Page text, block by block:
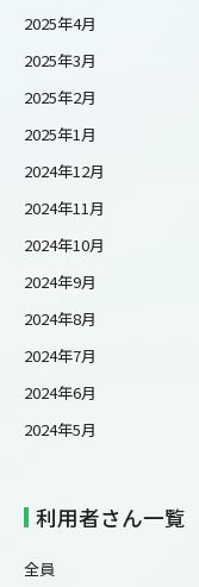
2025年4月
2025年3月
2025年2月
2025年1月
2024年12月
2024年11月
2024年10月
2024年9月
2024年8月
2024年7月
2024年6月
2024年5月
利用者さん一覧
全員